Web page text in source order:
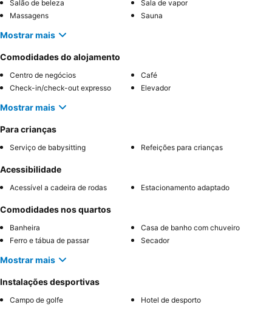
Salão de beleza
Sala de vapor
Massagens
Sauna
Mostrar mais
Comodidades do alojamento
Centro de negócios
Café
Check-in/check-out expresso
Elevador
Mostrar mais
Para crianças
Serviço de babysitting Refeições para crianças
Acessibilidade
Acessível a cadeira de rodas Estacionamento adaptado
Comodidades nos quartos
Banheira
Casa de banho com chuveiro
Ferro e tábua de passar
Secador
Mostrar mais
Instalações desportivas
Campo de golfe Hotel de desporto